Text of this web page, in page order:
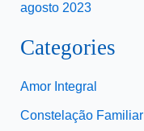
agosto 2023
Categories
Amor Integral
Constelação Familiar